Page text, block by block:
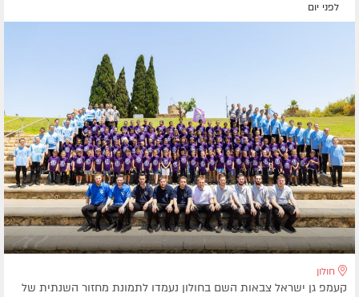
לפני יום
חולון
קעמפ גן ישראל צבאות השם בחולון נעמדו לתמונת מחזור השנתית של